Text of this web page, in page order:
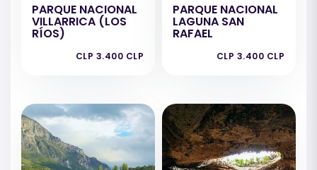
PARQUE NACIONAL
VILLARRICA (LOS
RÍOS)
CLP 3.400 CLP
PARQUE NACIONAL
LAGUNA SAN
RAFAEL
CLP 3.400 CLP